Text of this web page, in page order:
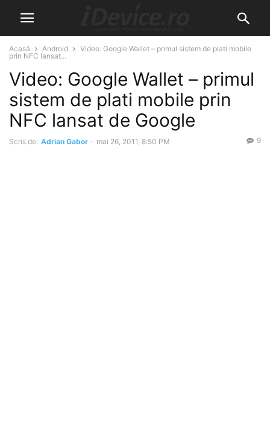
Acasă Android
Video: Google Wallet – primul sistem de plati mobile
prin NFC lansat...
Video: Google Wallet – primul
sistem de plati mobile prin
NFC lansat de Google
Scris de: Adrian Gabor - mai 26, 2011, 8:50 PM 9